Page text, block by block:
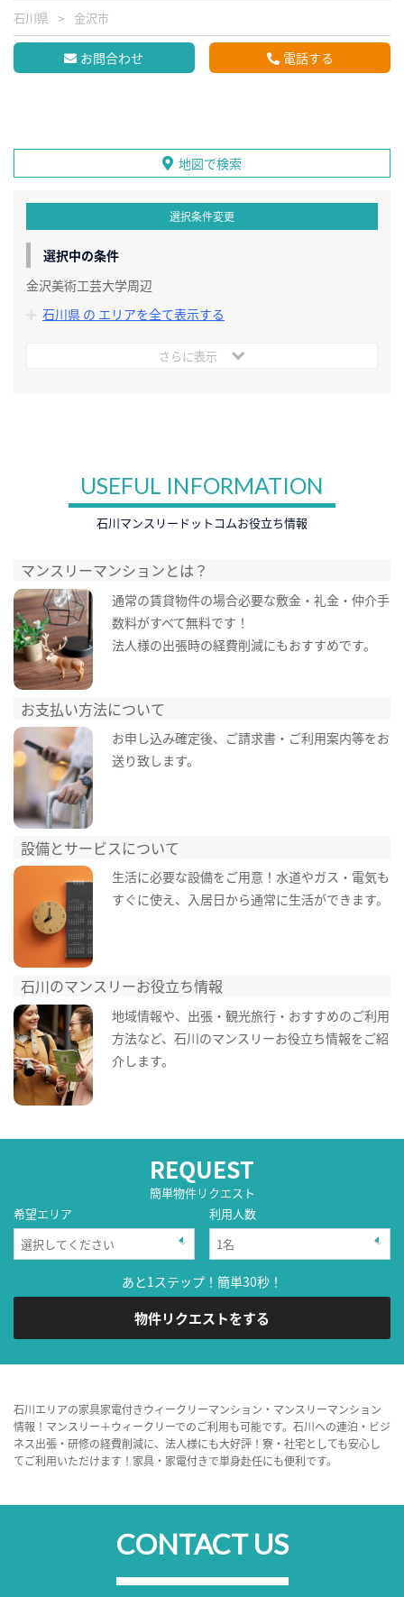
石川県 金沢市
お問合わせ 電話する
地図で検索
選択条件変更
選択中の条件
金沢美術工芸大学周辺
石川県 の エリアを全て表示する
さらに表示
USEFUL INFORMATION
石川マンスリードットコムお役立ち情報
マンスリーマンションとは？
通常の賃貸物件の場合必要な敷金・礼金・仲介手
数料がすべて無料です！
法人様の出張時の経費削減にもおすすめです。
お支払い方法について
お申し込み確定後、ご請求書・ご利用案内等をお
送り致します。
設備とサービスについて
生活に必要な設備をご用意！水道やガス・電気も
すぐに使え、入居日から通常に生活ができます。
石川のマンスリーお役立ち情報
地域情報や、出張・観光旅行・おすすめのご利用
方法など、石川のマンスリーお役立ち情報をご紹
介します。
REQUEST
簡単物件リクエスト
希望エリア
利用人数
あと1ステップ！簡単30秒！
物件リクエストをする
石川エリアの家具家電付きウィークリーマンション・マンスリーマンション
情報！マンスリー＋ウィークリーでのご利用も可能です。石川への連泊・ビジ
ネス出張・研修の経費削減に、法人様にも大好評！寮・社宅としても安心し
てご利用いただけます！家具・家電付きで単身赴任にも便利です。
CONTACT US